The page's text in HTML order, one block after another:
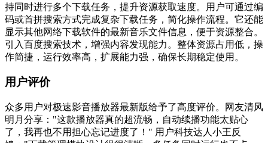
持同时进行多个下载任务，提升资源获取速度。用户可通过编
码或首拼搜索方式完成复杂下载任务，简化操作流程。它还能
显示其他网络下载软件的最新音乐文件信息，便于资源整合。
引入百度搜索技术，增强内容发现能力。整体资源占用低，操
作简捷，运行效率高，扩展能力强，确保长期稳定使用。
用户评价
众多用户对极速影音播放器最新版给予了高度评价。网友清风
明月分享："这款播放器真的超流畅，自动续播功能太贴心
了，我再也不用担心忘记进度了！" 用户科技达人小王反